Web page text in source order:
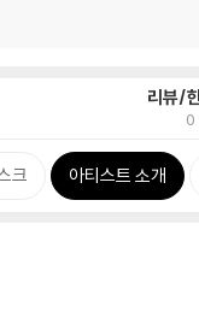
리뷰/
0
크 아티스트 소개